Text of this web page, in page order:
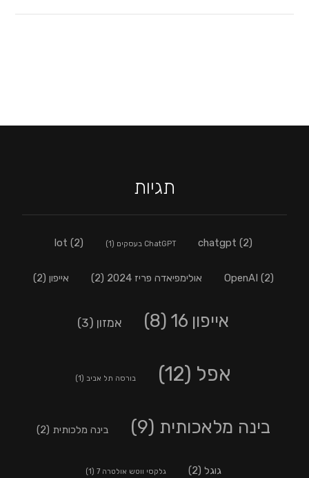
תגיות
chatgpt (2) ChatGPT בעסקים (1)
lot (2)
OpenAI (2) אולימפיאדה פריז 2024 (2) אייפון (2)
אייפון 16 (8) אמזון (3)
אפל (12) בורסה תל אביב (1)
בינה מלאכותית (9) בינה מלכותית (2)
גוגל (2) גלקסי ווטש אולטרה 7 (1)